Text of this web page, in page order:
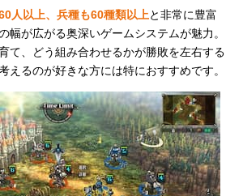
人以上、兵種も60種類以上と非常に豊富
幅が広がる奥深いゲームシステムが魅力。
て、どう組み合わせるかが勝敗を左右する
えるのが好きな方には特におすすめです。